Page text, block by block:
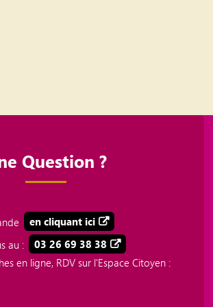
Question ?
en cliquant ici
au :
03 26 69 38 38
en ligne, RDV sur l'Espace Citoyen :